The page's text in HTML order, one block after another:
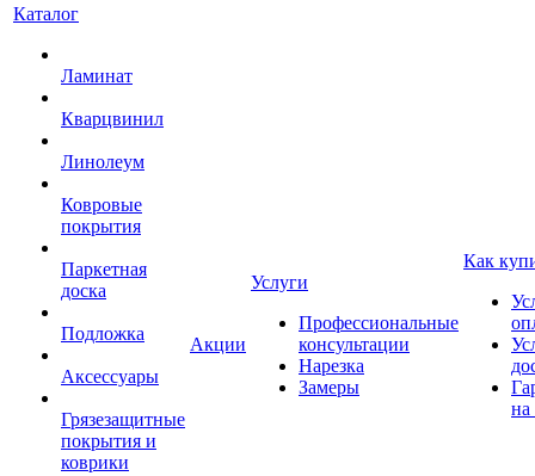
Каталог
Ламинат
Кварцвинил
Линолеум
Ковровые
покрытия
Паркетная
доска
Подложка
Аксессуары
Грязезащитные
покрытия и
коврики
Акции
Услуги
Профессиональные
консультации
Нарезка
Замеры
Как
на